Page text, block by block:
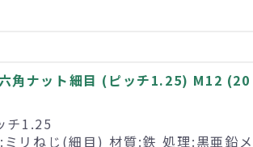
角ナット細目 (ピッチ1.25) M12 (20
チ1.25
リねじ(細目) 材質:鉄 処理:黒亜鉛メ